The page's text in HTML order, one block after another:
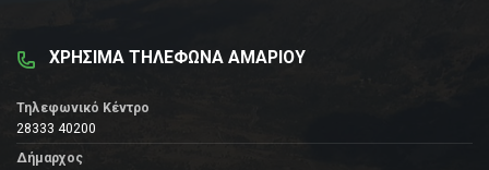
ΧΡΗΣΙΜΑ ΤΗΛΕΦΩΝΑ ΑΜΑΡΙΟΥ
Τηλεφωνικό Κέντρο
28333 40200
Δήμαρχος